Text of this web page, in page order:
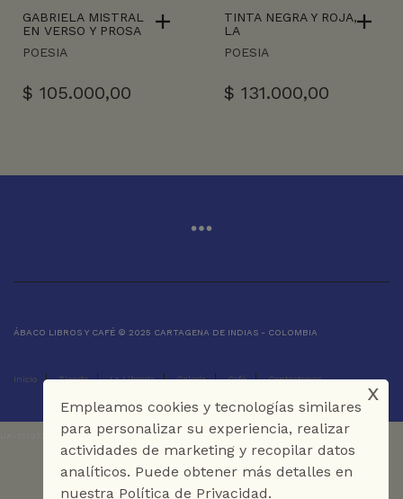
GABRIELA MISTRAL
EN VERSO Y PROSA
POESIA
$ 105.000,00
TINTA NEGRA Y ROJA,
LA
POESIA
$ 131.000,00
ÁBACO LIBROS Y CAFÉ © 2025 CARTAGENA DE INDIAS - COLOMBIA
Inicio Tienda La Librería Galería Café Contáctenos
UA-151973273-1
Empleamos cookies y tecnologías similares
para personalizar su experiencia, realizar
actividades de marketing y recopilar datos
analíticos. Puede obtener más detalles en
nuestra Política de Privacidad.
x